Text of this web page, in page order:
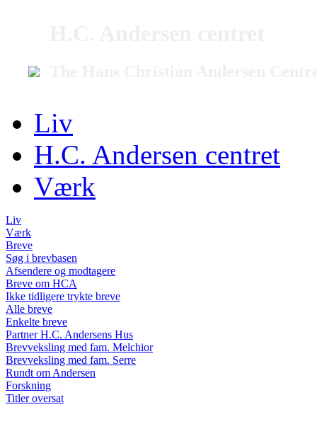
Liv
H.C. Andersen centret
Værk
Liv
Værk
Breve
Søg i brevbasen
Afsendere og modtagere
Breve om HCA
Ikke tidligere trykte breve
Alle breve
Enkelte breve
Partner H.C. Andersens Hus
Brevveksling med fam. Melchior
Brevveksling med fam. Serre
Rundt om Andersen
Forskning
Titler oversat